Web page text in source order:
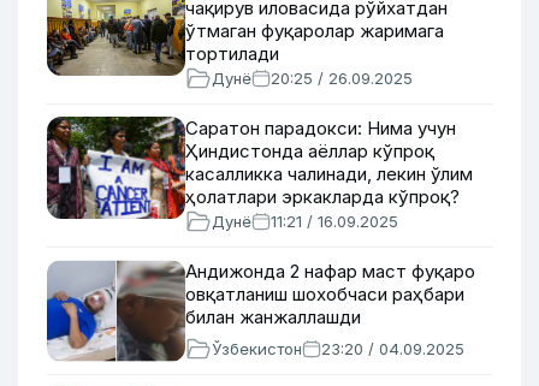
чақирув иловасида рўйхатдан
ўтмаган фуқаролар жаримага
тортилади
Дунё 20:25 / 26.09.2025
Саратон парадокси: Нима учун
Ҳиндистонда аёллар кўпроқ
касалликка чалинади, лекин ўлим
ҳолатлари эркакларда кўпроқ?
Дунё 11:21 / 16.09.2025
Андижонда 2 нафар маст фуқаро
овқатланиш шохобчаси раҳбари
билан жанжаллашди
Ўзбекистон 23:20 / 04.09.2025